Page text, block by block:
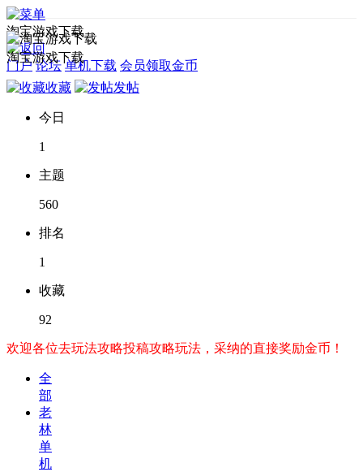
淘宝游戏下载
门户 论坛 单机下载 会员领取金币
淘宝游戏下载
收藏 发帖
今日
1
主题
560
排名
1
收藏
92
欢迎各位去玩法攻略投稿攻略玩法，采纳的直接奖励金币！
全
部
老
林
单
机